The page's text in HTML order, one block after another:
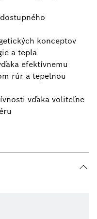
konceptov
a tepla
efektívnemu
rúr a tepelnou
vďaka voliteľne